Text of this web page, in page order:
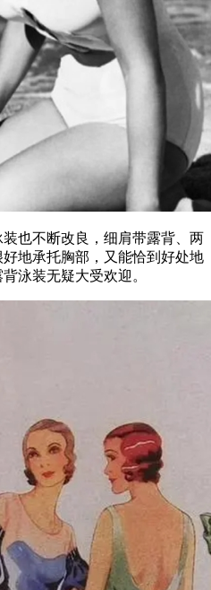
也不断改良，细肩带露背、两
地承托胸部，又能恰到好处地
泳装无疑大受欢迎。